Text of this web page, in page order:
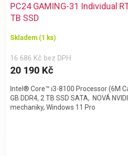
PC24 GAMING-31 Individual
TB SSD
Skladem(1 ks)
16 686 Kč bez DPH
20 190 Kč
Intel® Core™ i3-8100 Processor (6M
GB DDR4, 2 TB SSD SATA, NOVÁ
mechaniky, Windows 11 Pro